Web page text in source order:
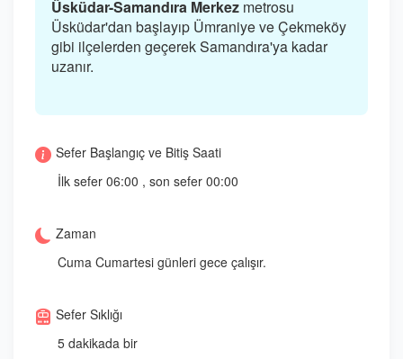
Üsküdar-Samandıra Merkez metrosu
Üsküdar'dan başlayıp Ümraniye ve Çekmeköy
gibi ilçelerden geçerek Samandıra'ya kadar
uzanır.
Sefer Başlangıç ve Bitiş Saati
İlk sefer 06:00 , son sefer 00:00
Zaman
Cuma Cumartesi günleri gece çalışır.
Sefer Sıklığı
5 dakikada bir